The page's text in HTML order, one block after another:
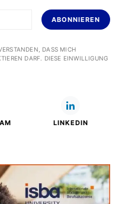
ABONNIEREN
DASS MICH
DARF. DIESE EINWILLIGUNG
LINKEDIN